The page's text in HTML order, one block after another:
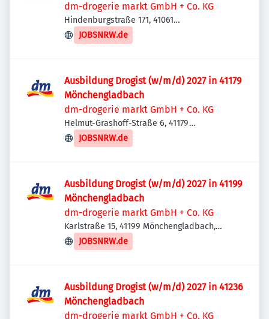
dm-drogerie markt GmbH + Co. KG
Hindenburgstraße 171, 41061
Mönchengladbach, Deutschland
JOBSNRW.de
Ausbildung Drogist (w/m/d) 2027 in 41179
Mönchengladbach
dm-drogerie markt GmbH + Co. KG
Helmut-Grashoff-Straße 6, 41179
Mönchengladbach, Deutschland
JOBSNRW.de
Ausbildung Drogist (w/m/d) 2027 in 41199
Mönchengladbach
dm-drogerie markt GmbH + Co. KG
Karlstraße 15, 41199 Mönchengladbach,
Deutschland
JOBSNRW.de
Ausbildung Drogist (w/m/d) 2027 in 41236
Mönchengladbach
dm-drogerie markt GmbH + Co. KG